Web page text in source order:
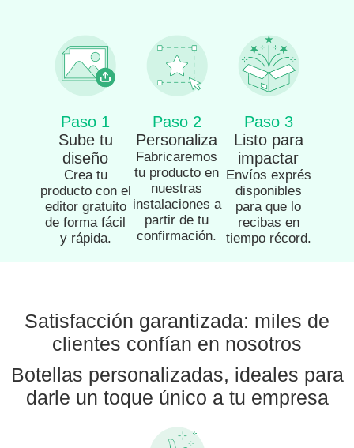
Paso 1
Sube tu
diseño
Crea tu
producto con el
editor gratuito
de forma fácil
y rápida.
Paso 2
Personaliza
Fabricaremos
tu producto en
nuestras
instalaciones a
partir de tu
confirmación.
Paso 3
Listo para
impactar
Envíos exprés
disponibles
para que lo
recibas en
tiempo récord.
Satisfacción garantizada: miles de
clientes confían en nosotros
Botellas personalizadas, ideales para
darle un toque único a tu empresa